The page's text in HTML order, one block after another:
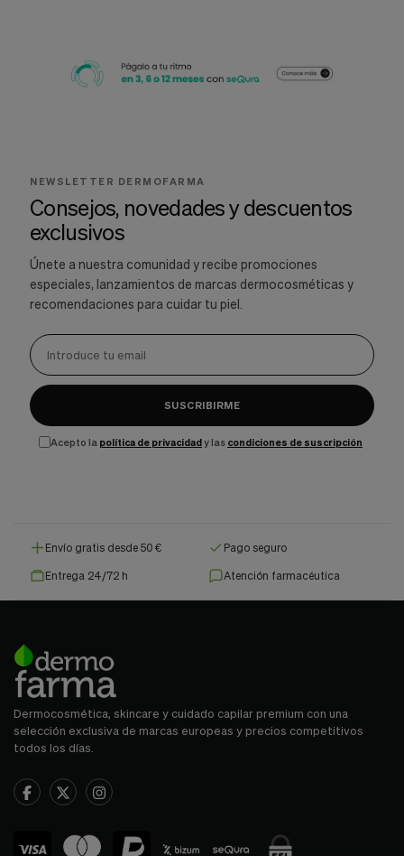
NEWSLETTER DERMOFARMA
Consejos, novedades y descuentos
exclusivos
Únete a nuestra comunidad y recibe promociones
especiales, lanzamientos de marcas dermocosméticas y
recomendaciones para cuidar tu piel.
SUSCRIBIRME
Acepto la política de privacidady las condiciones de suscripción
Envío gratis desde 50 € Pago seguro
Entrega 24/72 h Atención farmacéutica
Dermocosmética, skincare y cuidado capilar premium con una
selección exclusiva de marcas europeas y precios competitivos
todos los días.